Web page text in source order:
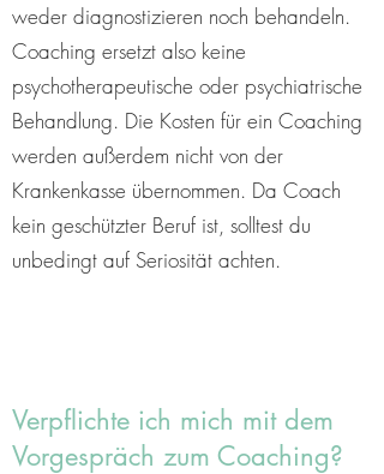
weder diagnostizieren noch behandeln.
Coaching ersetzt also keine
psychotherapeutische oder psychiatrische
Behandlung. Die Kosten für ein Coaching
werden außerdem nicht von der
Krankenkasse übernommen. Da Coach
kein geschützter Beruf ist, solltest du
unbedingt auf Seriosität achten.
Verpflichte ich mich mit dem
Vorgespräch zum Coaching?